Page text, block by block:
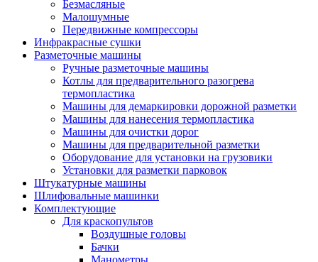
Безмасляные
Малошумные
Передвижные компрессоры
Инфракрасные сушки
Разметочные машины
Ручные разметочные машины
Котлы для предварительного разогрева
термопластика
Машины для демаркировки дорожной разметки
Машины для нанесения термопластика
Машины для очистки дорог
Машины для предварительной разметки
Оборудование для установки на грузовики
Установки для разметки парковок
Штукатурные машины
Шлифовальные машинки
Комплектующие
Для краскопультов
Воздушные головы
Бачки
Манометры